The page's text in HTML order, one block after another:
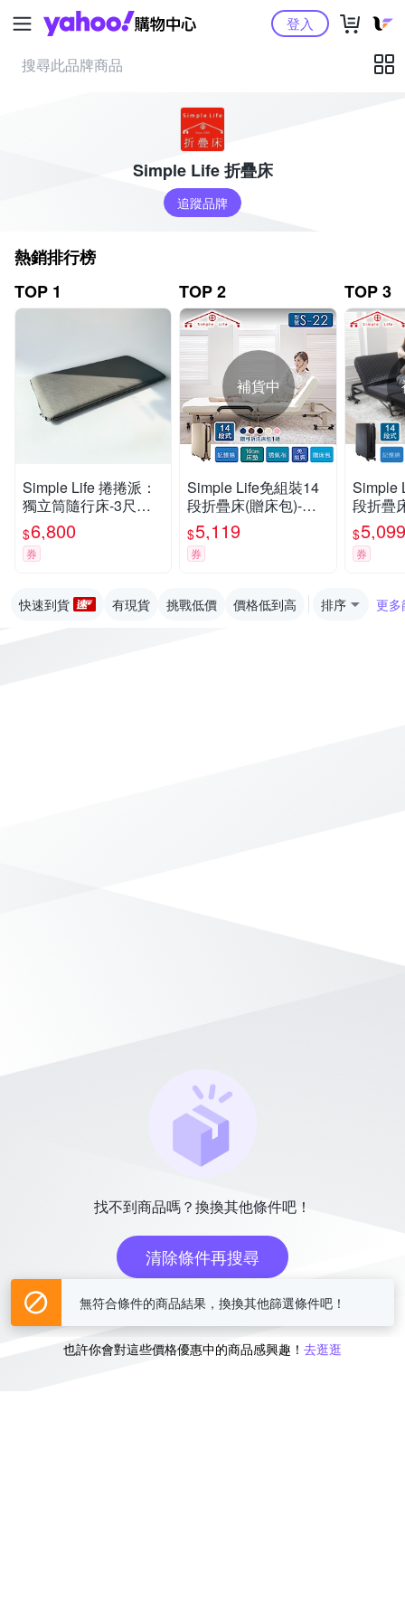
Yahoo購物中心登入
Simple Life 折疊床
追蹤品牌
熱銷排行榜
TOP 1
Simple Life 捲捲派：
獨立筒隨行床-3尺半-
寬105x長188cm(附電
動吸氣機與旅行帆布
背包)
$6,800
券
TOP 2
補貨中
Simple Life免組裝14
段折疊床(贈床包)-米
白S-22
$5,119
券
TOP 3
Simple
段折疊
-22
$5,099
券
快速到貨 有現貨 挑戰低價 價格低到高 排序 更多
找不到商品嗎？換換其他條件吧！
清除條件再搜尋
或
也許你會對這些價格優惠中的商品感興趣！ 去逛逛
無符合條件的商品結果，換換其他篩選條件吧！